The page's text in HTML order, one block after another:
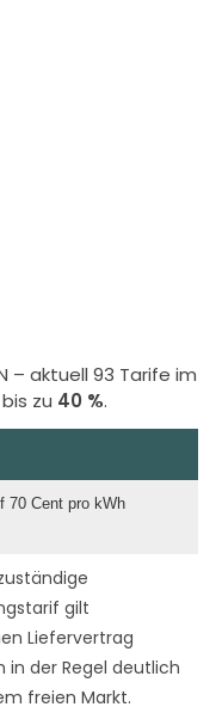
– aktuell 93 Tarife im
zu 40 %.
gilt
Liefervertrag
in der Regel deutlich
freien Markt.
70 Cent pro kWh